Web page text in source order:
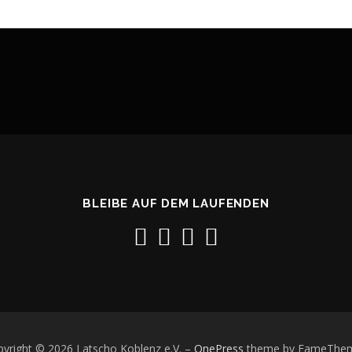
BLEIBE AUF DEM LAUFENDEN
© 2026 Latscho Koblenz e.V. – OnePress theme by